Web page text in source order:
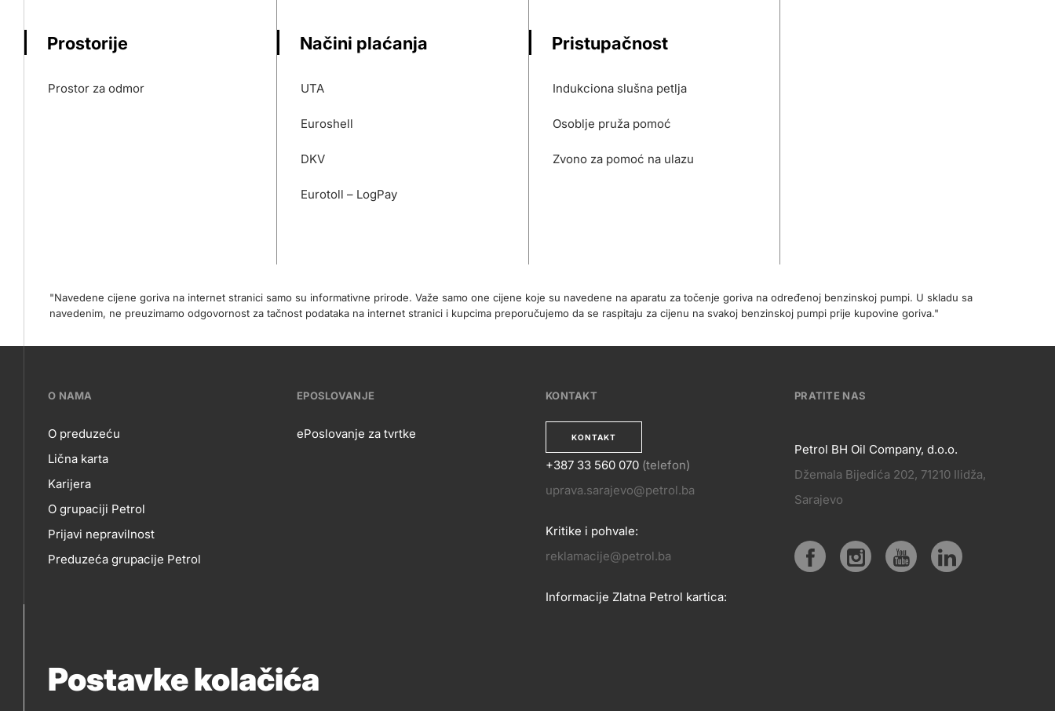
Postavke kolačića
Prostorije
Prostor za odmor
Načini plaćanja
UTA
Euroshell
DKV
Eurotoll – LogPay
Pristupačnost
Indukciona slušna petlja
Osoblje pruža pomoć
Zvono za pomoć na ulazu
"Navedene cijene goriva na internet stranici samo su informativne prirode. Važe samo one cijene koje su navedene na aparatu za točenje goriva na određenoj benzinskoj pumpi. U skladu sa
navedenim, ne preuzimamo odgovornost za tačnost podataka na internet stranici i kupcima preporučujemo da se raspitaju za cijenu na svakoj benzinskoj pumpi prije kupovine goriva."
???
petrol-
skupno.footer-
title???
O NAMA
O
NAMA
O preduzeću
Lična karta
Karijera
O grupaciji Petrol
Prijavi nepravilnost
Preduzeća grupacije Petrol
EPOSLOVANJE
EPOSLOVANJE
ePoslovanje za tvrtke
KONTAKT
KONTAKT
KONTAKT
+387 33 560 070 (telefon)
uprava.sarajevo@petrol.ba
Kritike i pohvale:
reklamacije@petrol.ba
Informacije Zlatna Petrol kartica:
PRATITE NAS
PRATITE
NAS
Petrol BH Oil Company, d.o.o.
Džemala Bijedića 202, 71210 Ilidža,
Sarajevo